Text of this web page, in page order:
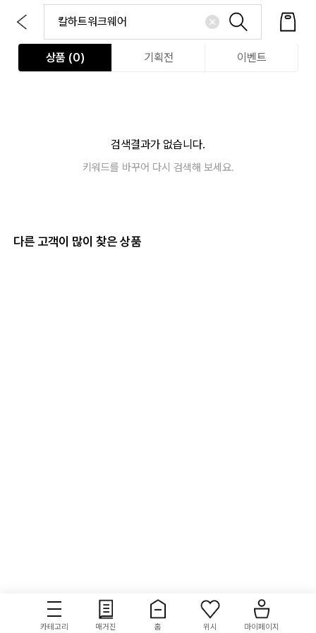
상품 (0) 기획전 이벤트
검색결과가 없습니다.
키워드를 바꾸어 다시 검색해 보세요.
다른 고객이 많이 찾은 상품
카테고리 매거진 홈 위시 마이페이지